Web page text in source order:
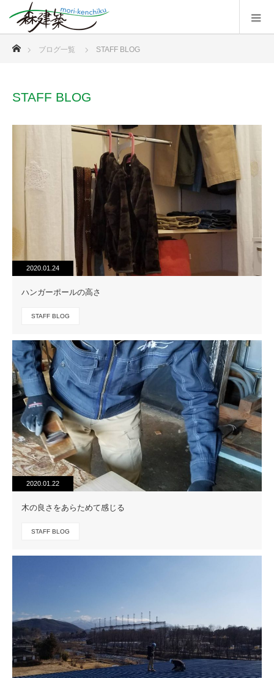
ブログ一覧 STAFF BLOG
STAFF BLOG
2020.01.24
ハンガーポールの高さ
STAFF BLOG
2020.01.22
木の良さをあらためて感じる
STAFF BLOG